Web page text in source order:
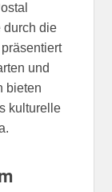
durch die
und
bieten
kulturelle